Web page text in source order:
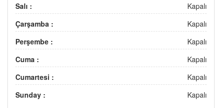
Salı :
Kapalı
Çarşamba :
Kapalı
Perşembe :
Kapalı
Cuma :
Kapalı
Cumartesi :
Kapalı
Sunday :
Kapalı